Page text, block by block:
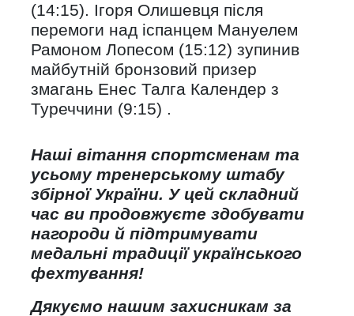
(14:15). Ігоря Олишевця після
перемоги над іспанцем Мануелем
Рамоном Лопесом (15:12) зупинив
майбутній бронзовий призер
змагань Енес Талга Календер з
Туреччини (9:15) .
Наші вітання спортсменам та
усьому тренерському штабу
збірної України. У цей складний
час ви продовжуєте здобувати
нагороди й підтримувати
медальні традиції українського
фехтування!
Дякуємо нашим захисникам за